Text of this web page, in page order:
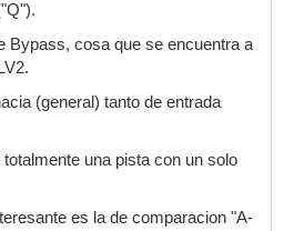
Bypass, cosa que se encuentra a
(general) tanto de entrada
una pista con un solo
es la de comparacion "A-